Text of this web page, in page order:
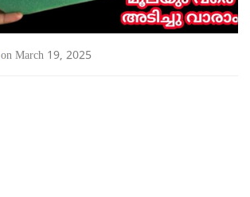
on March 19, 2025